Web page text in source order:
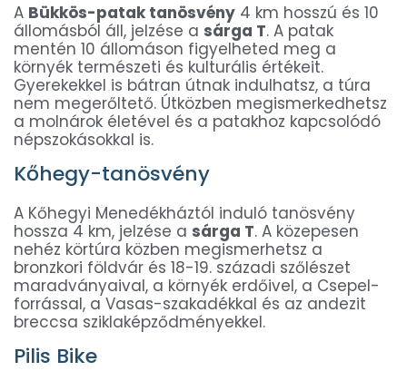
A Bükkös-patak tanösvény 4 km hosszú és 10
állomásból áll, jelzése a sárga T. A patak
mentén 10 állomáson figyelheted meg a
környék természeti és kulturális értékeit.
Gyerekekkel is bátran útnak indulhatsz, a túra
nem megerőltető. Útközben megismerkedhetsz
a molnárok életével és a patakhoz kapcsolódó
népszokásokkal is.
Kőhegy-tanösvény
A Kőhegyi Menedékháztól induló tanösvény
hossza 4 km, jelzése a sárga T. A közepesen
nehéz körtúra közben megismerhetsz a
bronzkori földvár és 18-19. századi szőlészet
maradványaival, a környék erdőivel, a Csepel-
forrással, a Vasas-szakadékkal és az andezit
breccsa sziklaképződményekkel.
Pilis Bike